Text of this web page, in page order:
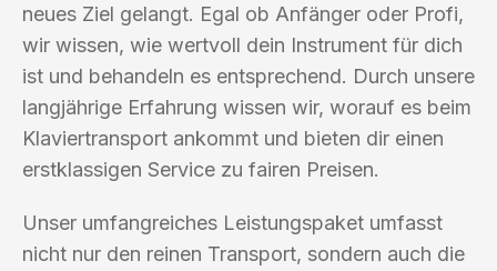
neues Ziel gelangt. Egal ob Anfänger oder Profi,
wir wissen, wie wertvoll dein Instrument für dich
ist und behandeln es entsprechend. Durch unsere
langjährige Erfahrung wissen wir, worauf es beim
Klaviertransport ankommt und bieten dir einen
erstklassigen Service zu fairen Preisen.
Unser umfangreiches Leistungspaket umfasst
nicht nur den reinen Transport, sondern auch die